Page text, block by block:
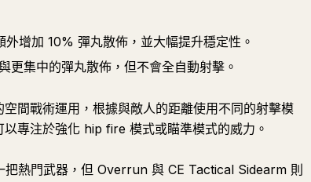
增加 10% 彈丸散佈，並大幅提升穩定性。
集中的彈丸散佈，但不會全自動射擊。
間戰術運用，根據與敵人的距離使用不同的射擊模
專注於強化 hip fire 模式或瞄準模式的威力。
熱門武器，但 Overrun 與 CE Tactical Sidearm 則